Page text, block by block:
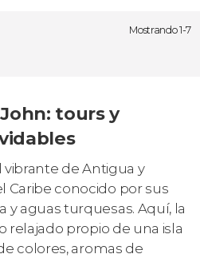
Mostrando 1-7
tours y
vibrante de Antigua y
Caribe conocido por sus
y aguas turquesas. Aquí, la
relajado propio de una isla
colores, aromas de